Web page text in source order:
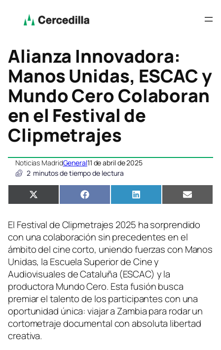
Alianza Innovadora:
Manos Unidas, ESCAC y
Mundo Cero Colaboran
en el Festival de
Clipmetrajes
Noticias MadridGeneral11 de abril de 2025
2 minutos de tiempo de lectura
Compartir
en
X
(Twitter)
Compartir
en
Facebook Compartir
en
LinkedIn
en
Email
El Festival de Clipmetrajes 2025 ha sorprendido
con una colaboración sin precedentes en el
ámbito del cine corto, uniendo fuerzas con Manos
Unidas, la Escuela Superior de Cine y
Audiovisuales de Cataluña (ESCAC) y la
productora Mundo Cero. Esta fusión busca
premiar el talento de los participantes con una
oportunidad única: viajar a Zambia para rodar un
cortometraje documental con absoluta libertad
creativa.